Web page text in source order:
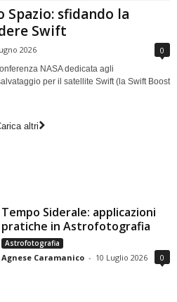
sfidando la
Swift
2026 0
NASA dedicata agli
per il satellite Swift (la Swift Boost
altri
Tempo Siderale: applicazioni
pratiche in Astrofotografia
Astrofotografia
Agnese Caramanico - 10 Luglio 2026 0